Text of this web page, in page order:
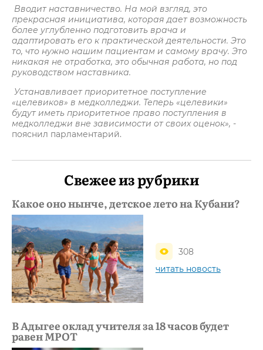
Вводит наставничество. На мой взгляд, это
прекрасная инициатива, которая дает возможность
более углубленно подготовить врача и
адаптировать его к практической деятельности. Это
то, что нужно нашим пациентам и самому врачу. Это
никакая не отработка, это обычная работа, но под
руководством наставника.
Устанавливает приоритетное поступление
«целевиков» в медколледжи. Теперь «целевики»
будут иметь приоритетное право поступления в
медколледжи вне зависимости от своих оценок», -
пояснил парламентарий.
Свежее из рубрики
Какое оно нынче, детское лето на Кубани?
308
читать новость
В Адыгее оклад учителя за 18 часов будет
равен МРОТ